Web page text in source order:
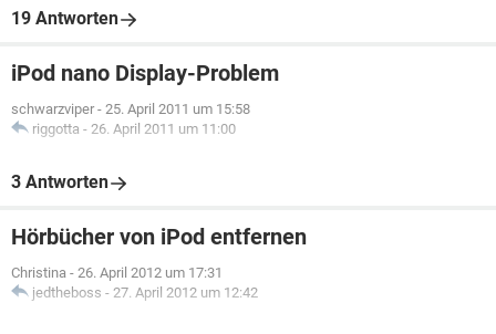
19 Antworten
iPod nano Display-Problem
schwarzviper - 25. April 2011 um 15:58
riggotta - 26. April 2011 um 11:00
3 Antworten
Hörbücher von iPod entfernen
Christina - 26. April 2012 um 17:31
jedtheboss - 27. April 2012 um 12:42